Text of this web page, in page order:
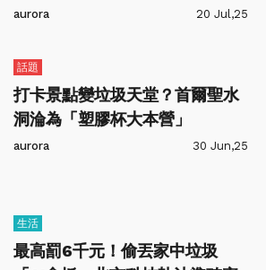
aurora 20 Jul,25
話題
打卡景點變垃圾天堂？首爾聖水
洞淪為「塑膠杯大本營」
aurora 30 Jun,25
生活
最高罰6千元！偷丟家中垃圾